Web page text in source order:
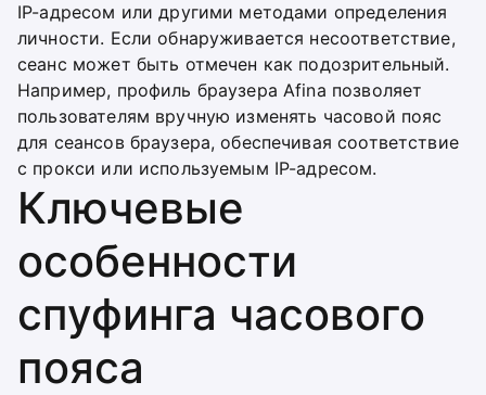
IP-адресом или другими методами определения
личности. Если обнаруживается несоответствие,
сеанс может быть отмечен как подозрительный.
Например, профиль браузера Afina позволяет
пользователям вручную изменять часовой пояс
для сеансов браузера, обеспечивая соответствие
с прокси или используемым IP-адресом.
Ключевые
особенности
спуфинга часового
пояса